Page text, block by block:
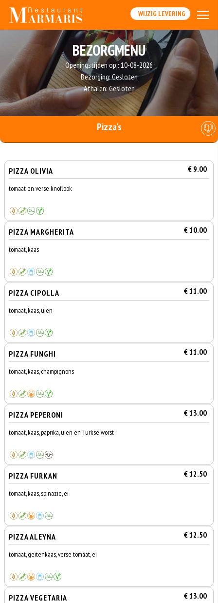
WIJZIG LEVERING
BEZORGMENU
Openingstijden op : 10-08-2026
Bezorging:Gesloten
Afhalen:Gesloten
Pizza's
PIZZA OLIVIA € 9.00
tomaat en verse knoflook
PIZZA MARGHERITA € 10.00
tomaat, kaas
PIZZA CIPOLLA € 11.00
tomaat, kaas, uien
PIZZA FUNGHI € 11.00
tomaat, kaas, champignons
PIZZA PEPERONI € 13.00
tomaat, kaas, paprika, uien en Turkse worst
PIZZA FURKAN € 12.50
tomaat, kaas, spinazie, ei
PIZZA ALEYNA € 12.50
tomaat, geitenkaas, verse tomaat, ei
PIZZA VEGETARIA € 13.00